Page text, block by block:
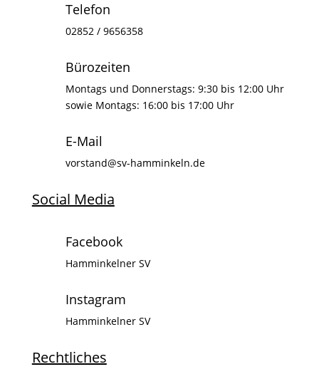
Telefon
02852 / 9656358
Bürozeiten
Montags und Donnerstags: 9:30 bis 12:00 Uhr
sowie Montags: 16:00 bis 17:00 Uhr
E-Mail
vorstand@sv-hamminkeln.de
Social Media
Facebook
Hamminkelner SV
Instagram
Hamminkelner SV
Rechtliches